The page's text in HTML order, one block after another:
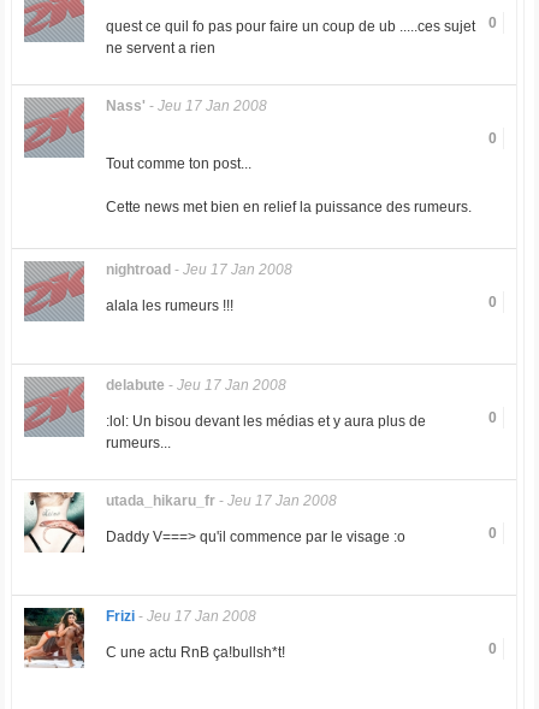
0
quest ce quil fo pas pour faire un coup de ub .....ces sujet
ne servent a rien
Nass' - Jeu 17 Jan 2008
0
Tout comme ton post...
Cette news met bien en relief la puissance des rumeurs.
nightroad - Jeu 17 Jan 2008
0
alala les rumeurs !!!
delabute - Jeu 17 Jan 2008
0
:lol: Un bisou devant les médias et y aura plus de
rumeurs...
utada_hikaru_fr- Jeu 17 Jan 2008
0
Daddy V===> qu'il commence par le visage :o
Frizi- Jeu 17 Jan 2008
0
C une actu RnB ça!bullsh*t!